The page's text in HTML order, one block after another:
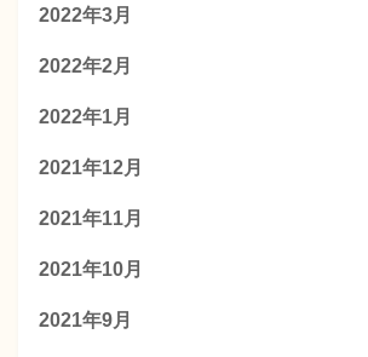
2022年3月
2022年2月
2022年1月
2021年12月
2021年11月
2021年10月
2021年9月